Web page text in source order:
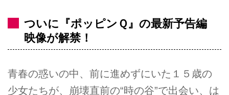
ついに『ポッピンＱ』の最新予告編
映像が解禁！
青春の惑いの中、前に進めずにいた１５歳の
少女たちが、崩壊直前の“時の谷”で出会い、は